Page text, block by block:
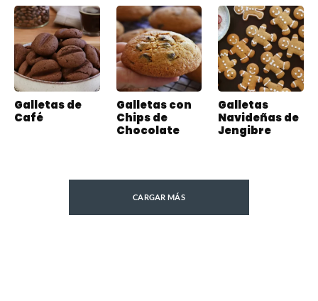
Galletas de
Café
Galletas con
Chips de
Chocolate
Galletas
Navideñas de
Jengibre
CARGAR MÁS